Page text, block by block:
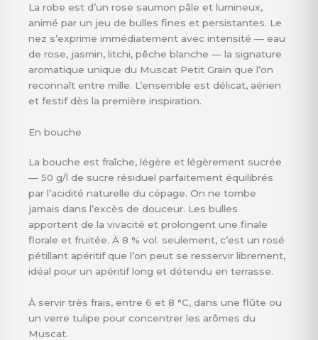
La robe est d’un rose saumon pâle et lumineux,
animé par un jeu de bulles fines et persistantes. Le
nez s’exprime immédiatement avec intensité — eau
de rose, jasmin, litchi, pêche blanche — la signature
aromatique unique du Muscat Petit Grain que l’on
reconnaît entre mille. L’ensemble est délicat, aérien
et festif dès la première inspiration.
En bouche
La bouche est fraîche, légère et légèrement sucrée
— 50 g/l de sucre résiduel parfaitement équilibrés
par l’acidité naturelle du cépage. On ne tombe
jamais dans l’excès de douceur. Les bulles
apportent de la vivacité et prolongent une finale
florale et fruitée. À 8 % vol. seulement, c’est un rosé
pétillant apéritif que l’on peut se resservir librement,
idéal pour un apéritif long et détendu en terrasse.
À servir très frais, entre 6 et 8 °C, dans une flûte ou
un verre tulipe pour concentrer les arômes du
Muscat.